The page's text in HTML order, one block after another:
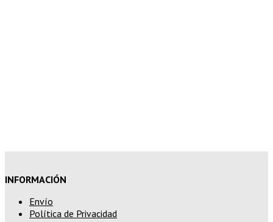
INFORMACIÓN
Envío
Política de Privacidad